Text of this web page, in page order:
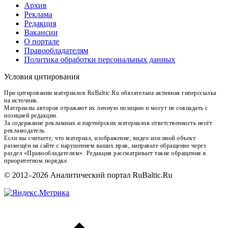
Архив
Реклама
Редакция
Вакансии
О портале
Правообладателям
Политика обработки персональных данных
Условия цитирования
При цитировании материалов RuBaltic.Ru обязательна активная гиперссылка
на источник.
Материалы авторов отражают их личную позицию и могут не совпадать с
позицией редакции.
За содержание рекламных и партнёрских материалов ответственность несёт
рекламодатель.
Если вы считаете, что материал, изображение, видео или иной объект
размещён на сайте с нарушением ваших прав, направьте обращение через
раздел «Правообладателям». Редакция рассматривает такие обращения в
приоритетном порядке.
© 2012–2026 Аналитический портал RuBaltic.Ru